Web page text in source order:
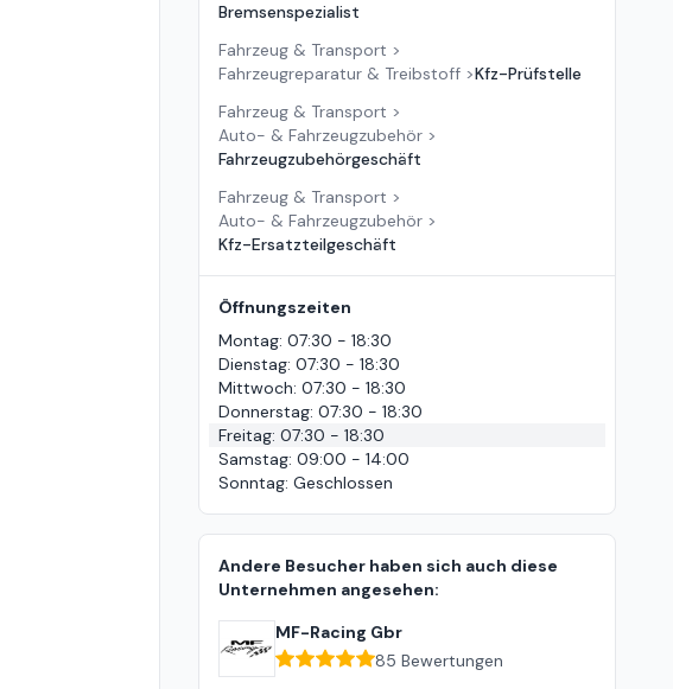
Bremsenspezialist
Fahrzeug & Transport >
Fahrzeugreparatur & Treibstoff >Kfz-Prüfstelle
Fahrzeug & Transport >
Auto- & Fahrzeugzubehör >
Fahrzeugzubehörgeschäft
Fahrzeug & Transport >
Auto- & Fahrzeugzubehör >
Kfz-Ersatzteilgeschäft
Öffnungszeiten
Montag: 07:30 - 18:30
Dienstag: 07:30 - 18:30
Mittwoch: 07:30 - 18:30
Donnerstag: 07:30 - 18:30
Freitag: 07:30 - 18:30
Samstag: 09:00 - 14:00
Sonntag: Geschlossen
Andere Besucher haben sich auch diese
Unternehmen angesehen:
MF-Racing Gbr
85 Bewertungen